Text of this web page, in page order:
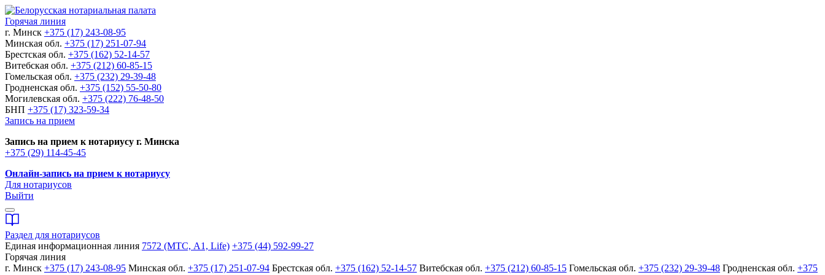
Горячая линия
г. Минск +375 (17) 243-08-95
Минская обл. +375 (17) 251-07-94
Брестская обл. +375 (162) 52-14-57
Витебская обл. +375 (212) 60-85-15
Гомельская обл. +375 (232) 29-39-48
Гродненская обл. +375 (152) 55-50-80
Могилевская обл. +375 (222) 76-48-50
БНП +375 (17) 323-59-34
Запись на прием
Запись на прием к нотариусу г. Минска
+375 (29) 114-45-45
Онлайн-запись на прием к нотариусу
Для нотариусов
Выйти
Раздел для нотариусов
Единая информационная линия 7572 (МТС, A1, Life) +375 (44) 592-99-27
Горячая линия
г. Минск +375 (17) 243-08-95 Минская обл. +375 (17) 251-07-94 Брестская обл. +375 (162) 52-14-57 Витебская обл. +375 (212) 60-85-15 Гомельская обл. +375 (232) 29-39-48 Гродненская обл. +375